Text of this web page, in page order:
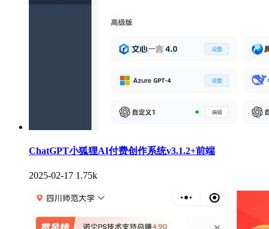
ChatGPT小狐狸AI付费创作系统v3.1.2+前端
2025-02-17 1.75k